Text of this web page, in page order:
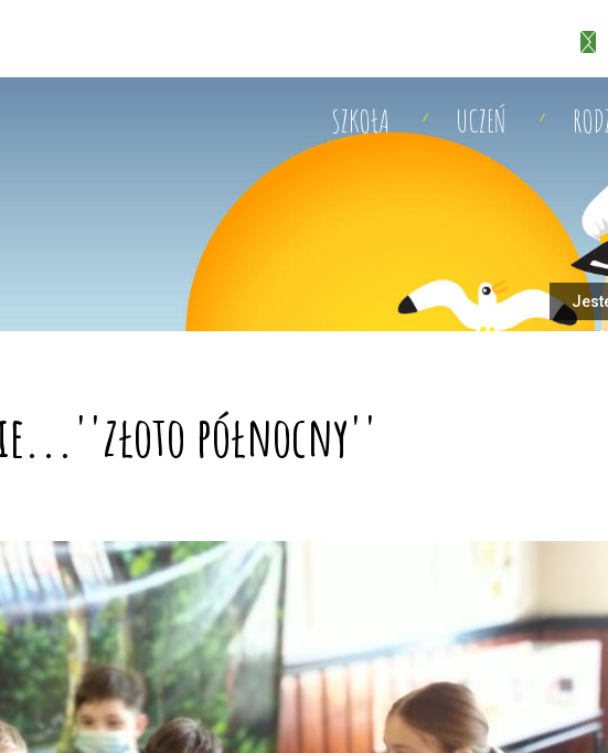
SZKOŁA UCZEŃ
północny''